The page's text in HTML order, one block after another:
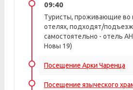
09:40
Туристы, проживающие во
отелях, подходят/
самостоятельно - отель
Новы 19)
Посещение Арки Чаренца
Посещение языческого